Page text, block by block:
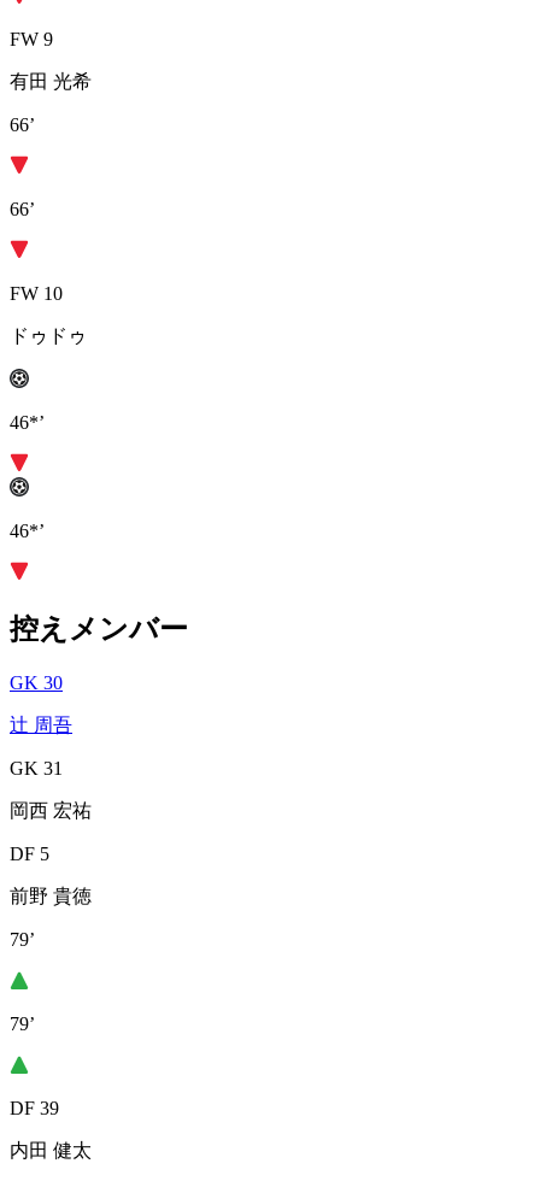
FW 9
有田 光希
66’
66’
FW 10
ドゥドゥ
46*’
46*’
控えメンバー
GK 30
辻 周吾
GK 31
岡西 宏祐
DF 5
前野 貴徳
79’
79’
DF 39
内田 健太